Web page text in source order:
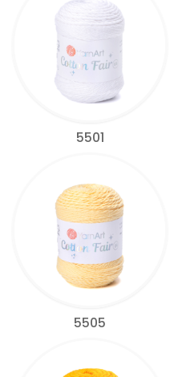
5501
5505